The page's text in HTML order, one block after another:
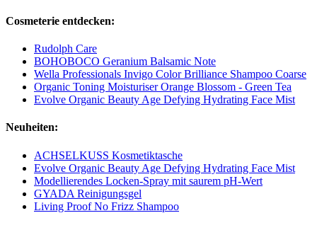
Cosmeterie entdecken:
Rudolph Care
BOHOBOCO Geranium Balsamic Note
Wella Professionals Invigo Color Brilliance Shampoo Coarse
Organic Toning Moisturiser Orange Blossom - Green Tea
Evolve Organic Beauty Age Defying Hydrating Face Mist
Neuheiten:
ACHSELKUSS Kosmetiktasche
Evolve Organic Beauty Age Defying Hydrating Face Mist
Modellierendes Locken-Spray mit saurem pH-Wert
GYADA Reinigungsgel
Living Proof No Frizz Shampoo